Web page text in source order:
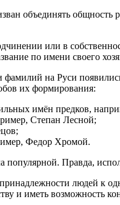
объединять общность
или в
по имени своего
на Руси
их формирования:
имён предков,
Степан Лесной;
Федор Хромой.
популярной. Правда,
людей к
и иметь возможность